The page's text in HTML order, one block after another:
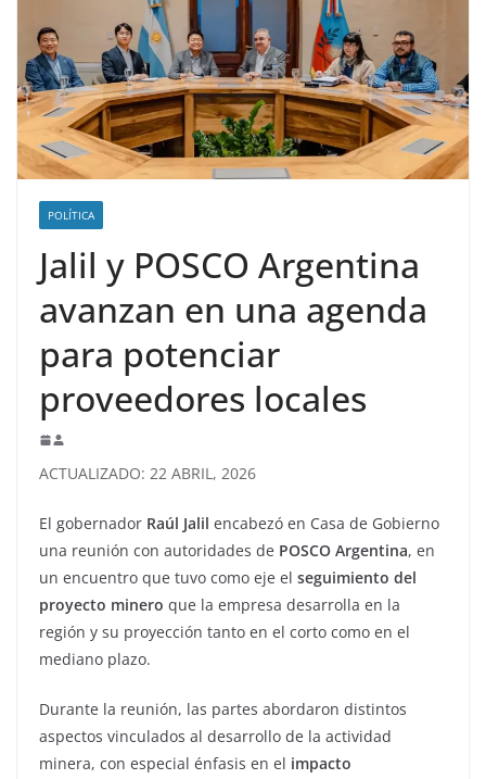
POLÍTICA
Jalil y POSCO Argentina
avanzan en una agenda
para potenciar
proveedores locales
ACTUALIZADO: 22 ABRIL, 2026
El gobernador Raúl Jalil encabezó en Casa de Gobierno
una reunión con autoridades de POSCO Argentina, en
un encuentro que tuvo como eje el seguimiento del
proyecto minero que la empresa desarrolla en la
región y su proyección tanto en el corto como en el
mediano plazo.
Durante la reunión, las partes abordaron distintos
aspectos vinculados al desarrollo de la actividad
minera, con especial énfasis en el impacto